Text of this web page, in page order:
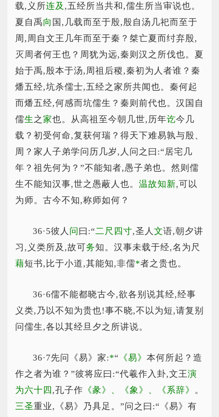
载,义所连及 ,五经所当共和,儒生所当审说也。
夏自禹向 国,几载而至于殷,殷自汤几祀而至于
周,周自文王几年而至于秦？桀亡夏而纣弃殷,
灭周者何王也？周犹为远,秦则汉之所伐也。夏
始于禹,殷本于汤,周祖后稷,秦初为人者谁？秦
燔五经,坑杀儒士,五经之家所共闻也。秦何起
而燔五经,何感而坑儒生？秦则前代也。汉国自
儒生 之 家也。从高祖至今朝几世,历年讫今几
载？初受何命,复获何瑞？得天下难易孰与殷、
周？家人子弟学问历几岁,人问之曰:“居宅几
年？祖先何为？”不能知者,愚子弟也。然则儒
生不能知汉事,世之愚蔽人也。 温故知新,可以
为师。古今不知,称师如何？
36·5彼人 问 曰:“二尺四寸,圣人 文语,朝夕讲
习,义类所及,故可务知。汉事未载于经,名为尺
藉短书,比于小道,其能知,非儒*者之贵也。
36·6儒不能都晓古今,欲各别说其经,经事
义类,乃以不知为贵也!事不晓,不以为短,请复别
问儒生,各以其经旦夕之所讲说。
36·7先问《易》家:*“ 《易》 本何所起？造
作之者为谁？”彼将应曰:“代羲作入卦,文王演
为六十四 ,孔子作 《彖》、《象》、《系辞》 。
三圣重业,《易》乃具足。”问之曰:“《易》有